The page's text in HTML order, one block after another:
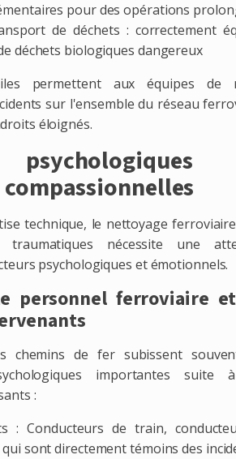
pour des opérations
de déchets : correctement
déchets biologiques dangereux
permettent aux équipes de
sur l'ensemble du réseau
éloignés.
technique, le nettoyage
nécessite une
psychologiques et émotionnels.
personnel ferroviaire
chemins de fer subissent
importantes suite
:
: Conducteurs de train,
sont directement témoins des